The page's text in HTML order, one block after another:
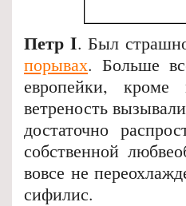
Петр I. Был
порывах. Больше
европейки,
ветреность
достаточно
собственной
вовсе не
сифилис.